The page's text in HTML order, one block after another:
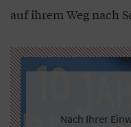
auf ihrem Weg nach
Nach Ihrer